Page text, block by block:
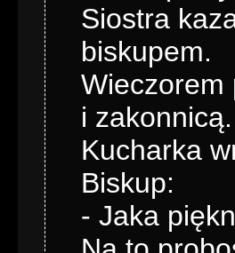
Siostra
biskupem.
Wieczorem
i zakonnicą.
Kucharka
Biskup:
- Jaka